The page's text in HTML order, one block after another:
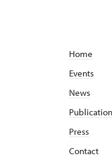
Home
Events
News
Press
Contact